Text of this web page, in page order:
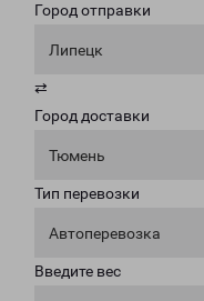
Город отправки
Липецк
⇄
Город доставки
Тюмень
Тип перевозки
Автоперевозка
Введите вес